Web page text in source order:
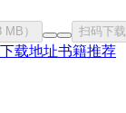
） 扫码下载
载地址书籍推荐